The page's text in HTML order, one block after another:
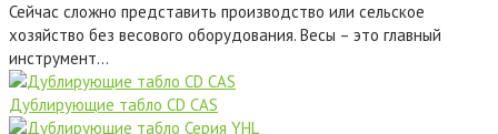
Сейчас сложно представить производство или сельское
хозяйство без весового оборудования. Весы – это главный
инструмент…
Дублирующие табло CD CAS